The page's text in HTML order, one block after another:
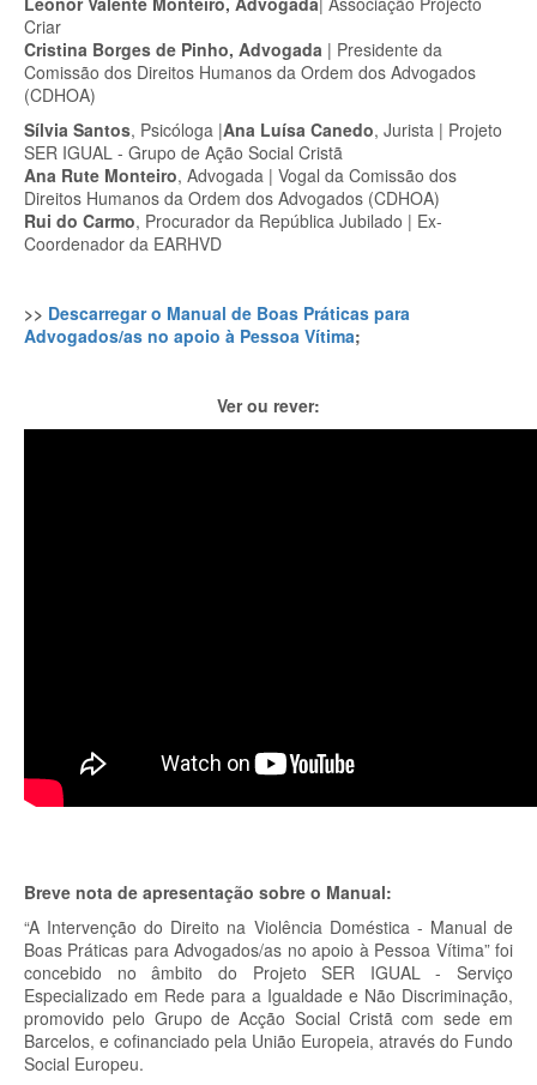
Criar
Cristina Borges de Pinho, Advogada | Presidente da
Comissão dos Direitos Humanos da Ordem dos Advogados
(CDHOA)
Sílvia Santos, Psicóloga |Ana Luísa Canedo, Jurista | Projeto
SER IGUAL - Grupo de Ação Social Cristã
Ana Rute Monteiro, Advogada | Vogal da Comissão dos
Direitos Humanos da Ordem dos Advogados (CDHOA)
Rui do Carmo, Procurador da República Jubilado | Ex-
Coordenador da EARHVD
>> Descarregar o Manual de Boas Práticas para
Advogados/as no apoio à Pessoa Vítima;
Ver ou rever:
Breve nota de apresentação sobre o Manual:
“A Intervenção do Direito na Violência Doméstica - Manual de
Boas Práticas para Advogados/as no apoio à Pessoa Vítima” foi
concebido no âmbito do Projeto SER IGUAL - Serviço
Especializado em Rede para a Igualdade e Não Discriminação,
promovido pelo Grupo de Acção Social Cristã com sede em
Barcelos, e cofinanciado pela União Europeia, através do Fundo
Social Europeu.